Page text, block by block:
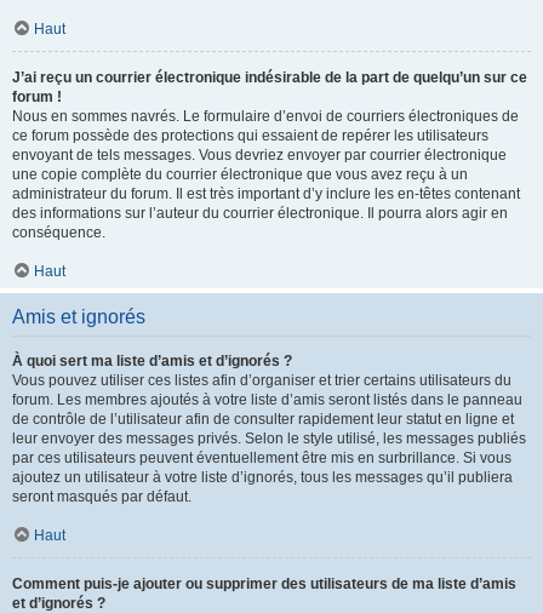
Haut
J’ai reçu un courrier électronique indésirable de la part de quelqu’un sur ce
forum !
Nous en sommes navrés. Le formulaire d’envoi de courriers électroniques de
ce forum possède des protections qui essaient de repérer les utilisateurs
envoyant de tels messages. Vous devriez envoyer par courrier électronique
une copie complète du courrier électronique que vous avez reçu à un
administrateur du forum. Il est très important d’y inclure les en-têtes contenant
des informations sur l’auteur du courrier électronique. Il pourra alors agir en
conséquence.
Haut
Amis et ignorés
À quoi sert ma liste d’amis et d’ignorés ?
Vous pouvez utiliser ces listes afin d’organiser et trier certains utilisateurs du
forum. Les membres ajoutés à votre liste d’amis seront listés dans le panneau
de contrôle de l’utilisateur afin de consulter rapidement leur statut en ligne et
leur envoyer des messages privés. Selon le style utilisé, les messages publiés
par ces utilisateurs peuvent éventuellement être mis en surbrillance. Si vous
ajoutez un utilisateur à votre liste d’ignorés, tous les messages qu’il publiera
seront masqués par défaut.
Haut
Comment puis-je ajouter ou supprimer des utilisateurs de ma liste d’amis
et d’ignorés ?